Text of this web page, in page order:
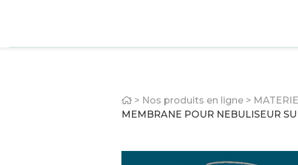
Home
> Nos produits en ligne >
MEMBRANE POUR NEBULISEUR